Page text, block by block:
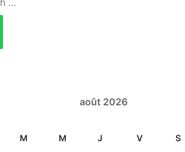
août 2026
M M J V S